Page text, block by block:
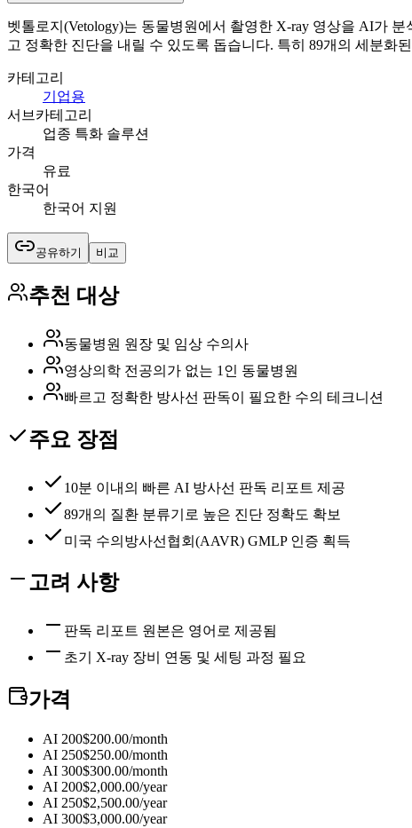
벳톨로지(Vetology)는 동물병원에서 촬영한 X-ray 영상을 AI가
고 정확한 진단을 내릴 수 있도록 돕습니다. 특히 89개의 세분화
카테고리
기업용
서브카테고리
업종 특화 솔루션
가격
유료
한국어
한국어 지원
공유하기 비교
추천 대상
동물병원 원장 및 임상 수의사
영상의학 전공의가 없는 1인 동물병원
빠르고 정확한 방사선 판독이 필요한 수의 테크니션
주요 장점
10분 이내의 빠른 AI 방사선 판독 리포트 제공
89개의 질환 분류기로 높은 진단 정확도 확보
미국 수의방사선협회(AAVR) GMLP 인증 획득
고려 사항
판독 리포트 원본은 영어로 제공됨
초기 X-ray 장비 연동 및 세팅 과정 필요
가격
AI 200$200.00/month
AI 250$250.00/month
AI 300$300.00/month
AI 200$2,000.00/year
AI 250$2,500.00/year
AI 300$3,000.00/year